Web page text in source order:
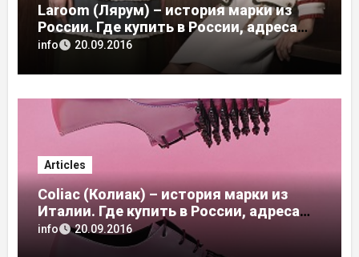
Laroom (Лярум) – история марки из
России. Где купить в России, адреса
магазинов
info 20.09.2016
Articles
Coliac (Колиак) – история марки из
Италии. Где купить в России, адреса
магазинов
info 20.09.2016